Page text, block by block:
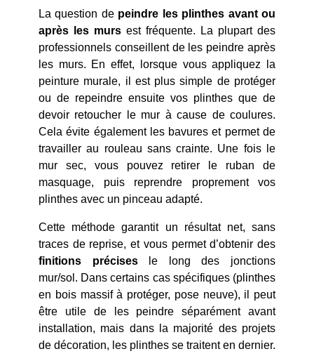
La question de peindre les plinthes avant ou
après les murs est fréquente. La plupart des
professionnels conseillent de les peindre après
les murs. En effet, lorsque vous appliquez la
peinture murale, il est plus simple de protéger
ou de repeindre ensuite vos plinthes que de
devoir retoucher le mur à cause de coulures.
Cela évite également les bavures et permet de
travailler au rouleau sans crainte. Une fois le
mur sec, vous pouvez retirer le ruban de
masquage, puis reprendre proprement vos
plinthes avec un pinceau adapté.
Cette méthode garantit un résultat net, sans
traces de reprise, et vous permet d’obtenir des
finitions précisesle long des jonctions
mur/sol. Dans certains cas spécifiques (plinthes
en bois massif à protéger, pose neuve), il peut
être utile de les peindre séparément avant
installation, mais dans la majorité des projets
de décoration, les plinthes se traitent en dernier.